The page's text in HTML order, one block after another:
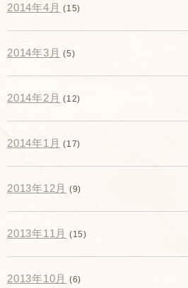
2014年4月 (15)
2014年3月 (5)
2014年2月 (12)
2014年1月 (17)
2013年12月 (9)
2013年11月 (15)
2013年10月 (6)